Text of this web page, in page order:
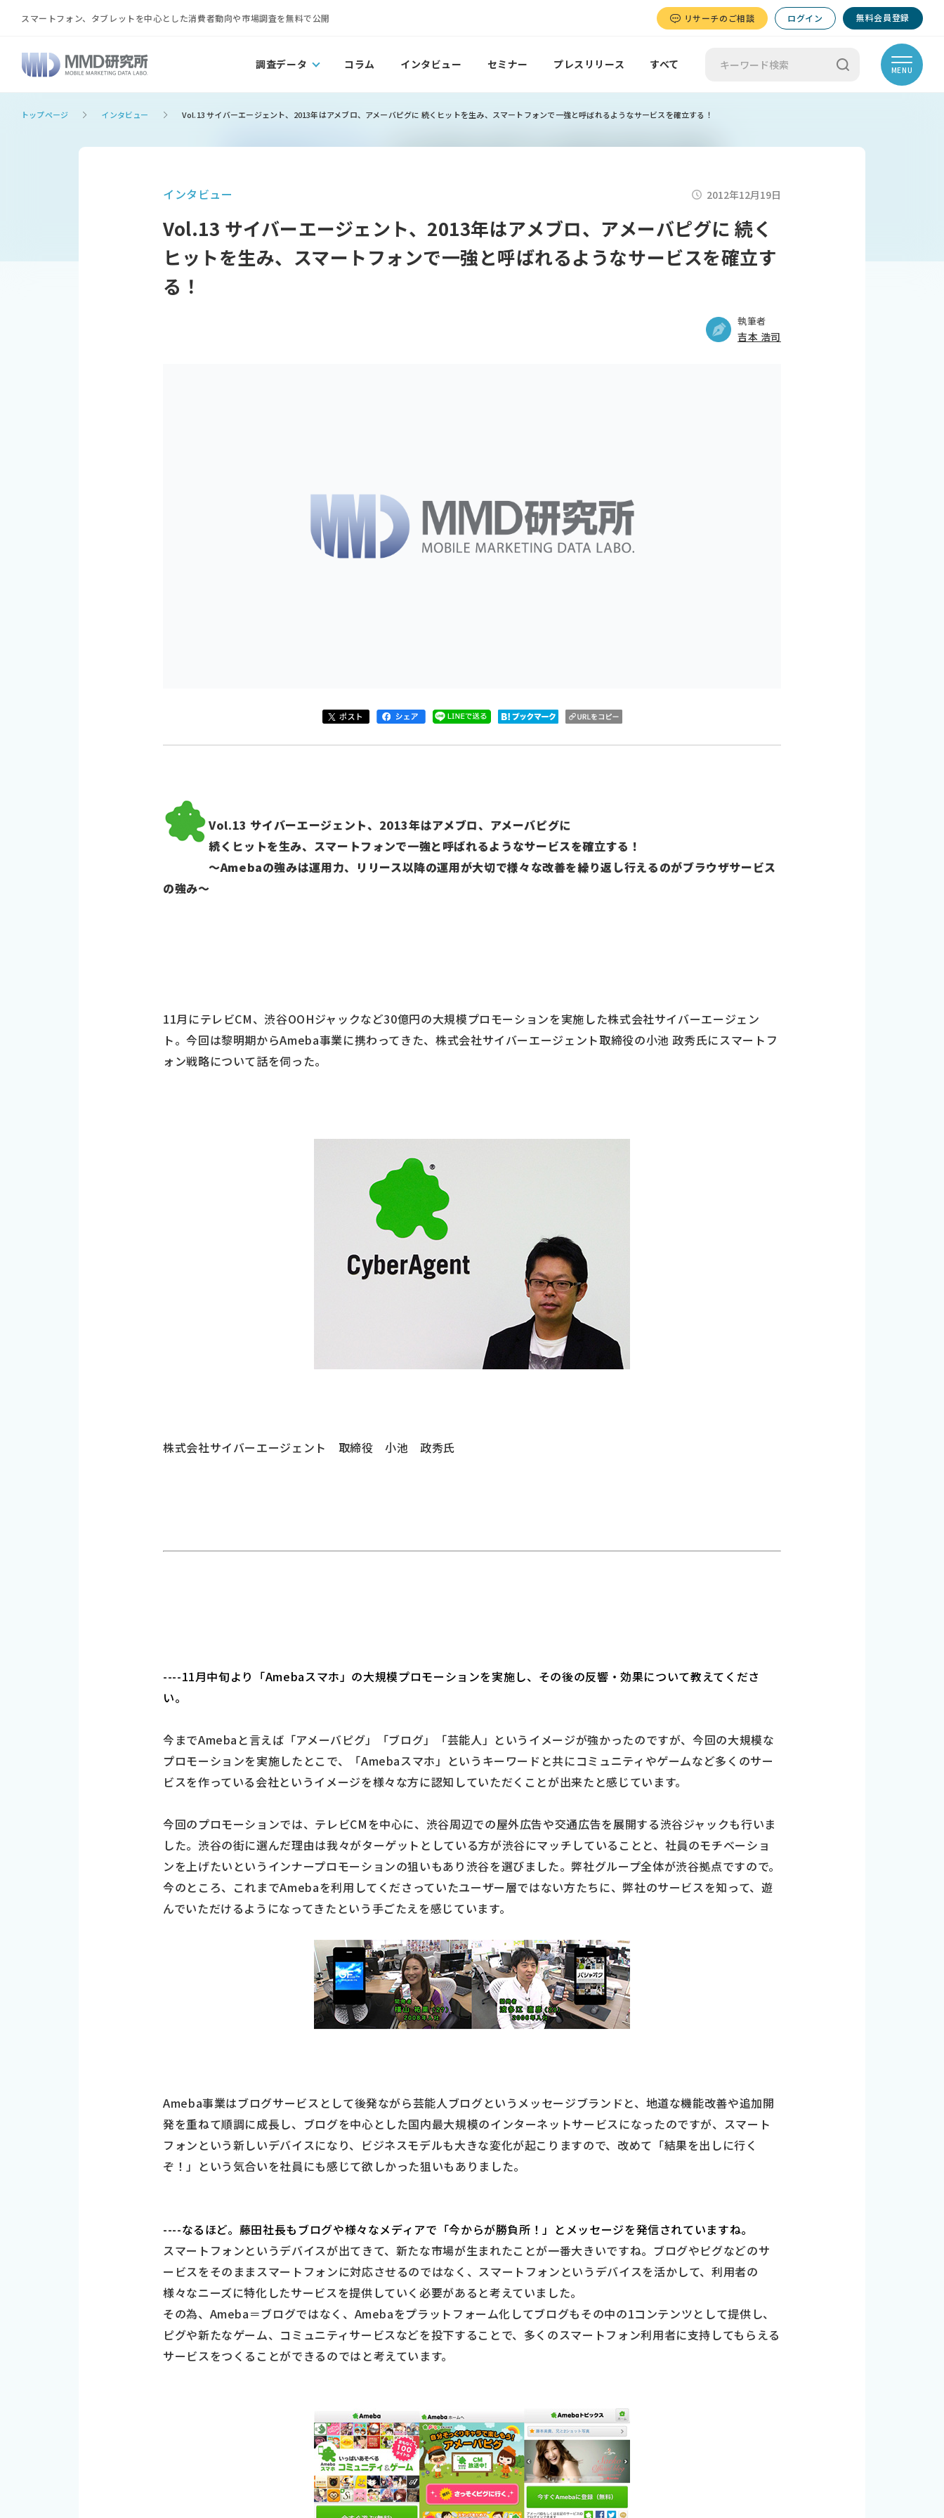
スマートフォン、タブレットを中心とした消費者動向や市場調査を無料で公開 リサーチのご相談 ログイン 無料会員登録
調査データ コラム インタビュー セミナー プレスリリース すべて MENU
トップページ インタビュー Vol.13 サイバーエージェント、2013年はアメブロ、アメーバピグに 続くヒットを生み、スマートフォンで一強と呼ばれるようなサービスを確立する！
インタビュー 2012年12月19日
Vol.13 サイバーエージェント、2013年はアメブロ、アメーバピグに 続く
ヒットを生み、スマートフォンで一強と呼ばれるようなサービスを確立す
る！
執筆者
吉本 浩司
Vol.13 サイバーエージェント、2013年はアメブロ、アメーバピグに
続くヒットを生み、スマートフォンで一強と呼ばれるようなサービスを確立する！
～Amebaの強みは運用力、リリース以降の運用が大切で様々な改善を繰り返し行えるのがブラウザサービス
の強み～
11月にテレビCM、渋谷OOHジャックなど30億円の大規模プロモーションを実施した株式会社サイバーエージェン
ト。今回は黎明期からAmeba事業に携わってきた、株式会社サイバーエージェント取締役の小池 政秀氏にスマートフ
ォン戦略について話を伺った。
株式会社サイバーエージェント 取締役 小池 政秀氏
----11月中旬より「Amebaスマホ」の大規模プロモーションを実施し、その後の反響・効果について教えてくださ
い。
今までAmebaと言えば「アメーバピグ」「ブログ」「芸能人」というイメージが強かったのですが、今回の大規模な
プロモーションを実施したとこで、「Amebaスマホ」というキーワードと共にコミュニティやゲームなど多くのサー
ビスを作っている会社というイメージを様々な方に認知していただくことが出来たと感じています。
今回のプロモーションでは、テレビCMを中心に、渋谷周辺での屋外広告や交通広告を展開する渋谷ジャックも行いま
した。渋谷の街に選んだ理由は我々がターゲットとしている方が渋谷にマッチしていることと、社員のモチベーショ
ンを上げたいというインナープロモーションの狙いもあり渋谷を選びました。弊社グループ全体が渋谷拠点ですので。
今のところ、これまでAmebaを利用してくださっていたユーザー層ではない方たちに、弊社のサービスを知って、遊
んでいただけるようになってきたという手ごたえを感じています。
Ameba事業はブログサービスとして後発ながら芸能人ブログというメッセージブランドと、地道な機能改善や追加開
発を重ねて順調に成長し、ブログを中心とした国内最大規模のインターネットサービスになったのですが、スマート
フォンという新しいデバイスになり、ビジネスモデルも大きな変化が起こりますので、改めて「結果を出しに行く
ぞ！」という気合いを社員にも感じて欲しかった狙いもありました。
----なるほど。藤田社長もブログや様々なメディアで「今からが勝負所！」とメッセージを発信されていますね。
スマートフォンというデバイスが出てきて、新たな市場が生まれたことが一番大きいですね。ブログやピグなどのサ
ービスをそのままスマートフォンに対応させるのではなく、スマートフォンというデバイスを活かして、利用者の
様々なニーズに特化したサービスを提供していく必要があると考えていました。
その為、Ameba＝ブログではなく、Amebaをプラットフォーム化してブログもその中の1コンテンツとして提供し、
ピグや新たなゲーム、コミュニティサービスなどを投下することで、多くのスマートフォン利用者に支持してもらえる
サービスをつくることができるのではと考えています。